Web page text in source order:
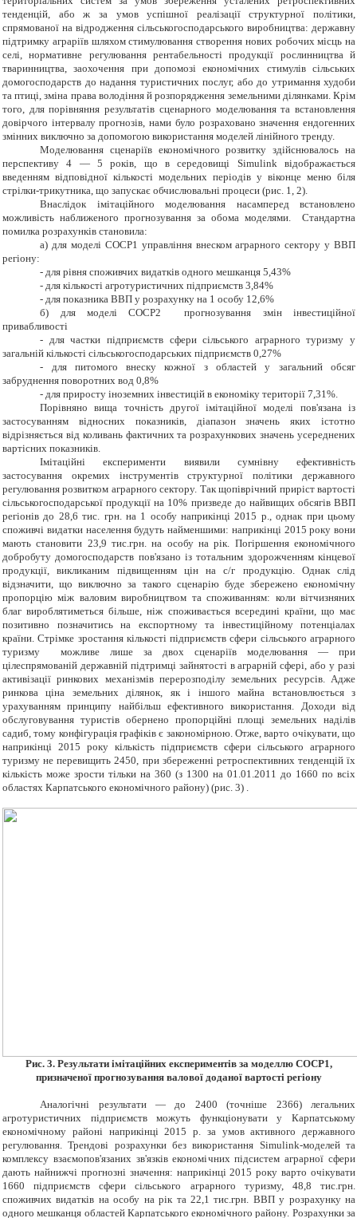
тенденцій, або ж за умов успішної реалізації структурної політики,
спрямованої на відродження сільськогосподарського виробництва: державну
підтримку аграріїв шляхом стимулювання створення нових робочих місць на
селі, нормативне регулювання рентабельності продукції рослинництва й
тваринництва, заохочення при допомозі економічних стимулів сільських
домогосподарств до надання туристичних послуг, або до утримання худоби
та птиці, зміна права володіння й розпорядження земельними ділянками. Крім
того, для порівняння результатів сценарного моделювання та встановлення
довірчого інтервалу прогнозів, нами було розраховано значення ендогенних
змінних виключно за допомогою використання моделей лінійного тренду.
Моделювання сценаріїв економічного розвитку здійснювалось на
перспективу 4 — 5 років, що в середовищі Simulink відображається
введенням відповідної кількості модельних періодів у віконце меню біля
стрілки-трикутника, що запускає обчислювальні процеси (рис. 1, 2).
Внаслідок імітаційного моделювання насамперед встановлено
можливість наближеного прогнозування за обома моделями. Стандартна
помилка розрахунків становила:
а) для моделі СОСР1 управління внеском аграрного сектору у ВВП
регіону:
- для рівня споживчих видатків одного мешканця 5,43%
- для кількості агротуристичних підприємств 3,84%
- для показника ВВП у розрахунку на 1 особу 12,6%
б) для моделі СОСР2 прогнозування змін інвестиційної
привабливості
- для частки підприємств сфери сільського аграрного туризму у
загальній кількості сільськогосподарських підприємств 0,27%
-
для питомого внеску кожної з областей у загальний обсяг
забруднення поворотних вод 0,8%
- для приросту іноземних інвестицій в економіку території 7,31%.
Порівняно вища точність другої імітаційної моделі пов'язана із
застосуванням відносних показників, діапазон значень яких істотно
відрізняється від коливань фактичних та розрахункових значень усереднених
вартісних показників.
Імітаційні експерименти виявили сумнівну ефективність
застосування окремих інструментів структурної політики державного
регулювання розвитком аграрного сектору. Так щопіврічний приріст вартості
сільськогосподарської продукції на 10% призведе до найвищих обсягів ВВП
регіонів до 28,6 тис. грн. на 1 особу наприкінці 2015 р., однак при цьому
споживчі видатки населення будуть найменшими: наприкінці 2015 року вони
мають становити 23,9 тис.грн. на особу на рік. Погіршення економічного
добробуту домогосподарств пов'язано із тотальним здорожченням кінцевої
продукції, викликаним підвищенням цін на с/г продукцію. Однак слід
відзначити, що виключно за такого сценарію буде збережено економічну
пропорцію між валовим виробництвом та споживанням: коли вітчизняних
благ вироблятиметься більше, ніж споживається всередині країни, що має
позитивно позначитись на експортному та інвестиційному потенціалах
країни. Стрімке зростання кількості підприємств сфери сільського аграрного
туризму можливе лише за двох сценаріїв моделювання — при
цілеспрямованій державній підтримці зайнятості в аграрній сфері, або у разі
активізації ринкових механізмів перерозподілу земельних ресурсів. Адже
ринкова ціна земельних ділянок, як і іншого майна встановлюється з
урахуванням принципу найбільш ефективного використання. Доходи від
обслуговування туристів обернено пропорційні площі земельних наділів
садиб, тому конфігурація графіків є закономірною. Отже, варто очікувати, що
наприкінці 2015 року кількість підприємств сфери сільського аграрного
туризму не перевищить 2450, при збереженні ретроспективних тенденцій їх
кількість може зрости тільки на 360 (з 1300 на 01.01.2011 до 1660 по всіх
областях Карпатського економічного району) (рис. 3) .
Рис. 3. Результати імітаційних експериментів за моделлю СОСР1,
призначеної прогнозування валової доданої вартості регіону
Аналогічні результати — до 2400 (точніше 2366) легальних
агротуристичних підприємств можуть функціонувати у Карпатському
економічному районі наприкінці 2015 р. за умов активного державного
регулювання. Трендові розрахунки без використання Simulink-моделей та
комплексу взаємопов'язаних зв'язків економічних підсистем аграрної сфери
дають найнижчі прогнозні значення: наприкінці 2015 року варто очікувати
1660 підприємств сфери сільського аграрного туризму, 48,8 тис.грн.
споживчих видатків на особу на рік та 22,1 тис.грн. ВВП у розрахунку на
одного мешканця областей Карпатського економічного району. Розрахунки за